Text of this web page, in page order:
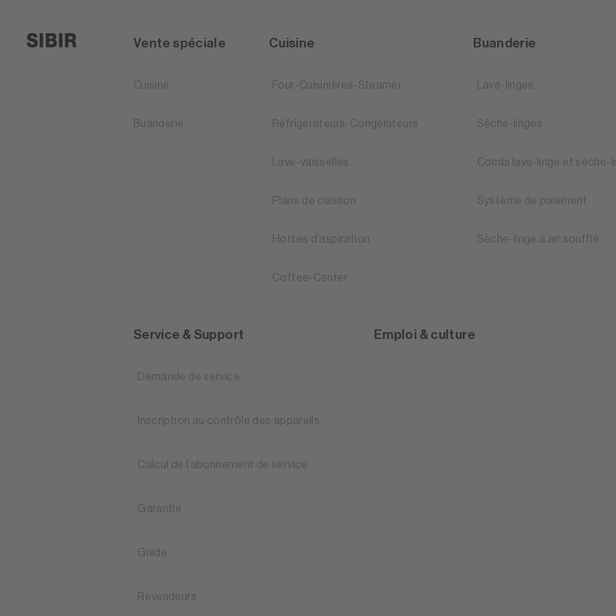
Vente spéciale
Cuisine
Buanderie
Cuisine
Four-Cuisinières-Steamer
Réfrigérateurs-Congélateurs
Lave-vaisselles
Plans de cuisson
Hottes d'aspiration
Coffee-Center
Buanderie
Lave-linges
Sèche-linges
Combi lave-linge et séche-
Système de paiement
Sèche-linge à air soufflé
Service & Support
Demande de service
Inscription au contrôle des appareils
Calcul de l’abonnement de service
Garantie
Guide
Revendeurs
Emploi & culture